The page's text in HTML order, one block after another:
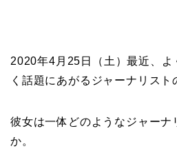
2020年4月25日（土）最近、よ
く話題にあがるジャーナリスト
彼女は一体どのようなジャーナ
か。